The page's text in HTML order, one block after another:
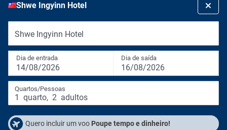
Shwe Ingyinn Hotel
Shwe Ingyinn Hotel
Dia de entrada
14/08/2026
Dia de saída
16/08/2026
Quartos/Pessoas
1 quarto, 2 adultos
Quero incluir um voo Poupe tempo e dinheiro!